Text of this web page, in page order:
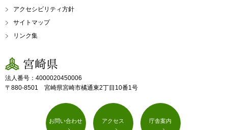
アクセシビリティ方針
サイトマップ
リンク集
宮崎県
法人番号：4000020450006
〒880-8501 宮崎県宮崎市橘通東2丁目10番1号
お問い合わせ アクセス 庁舎案内